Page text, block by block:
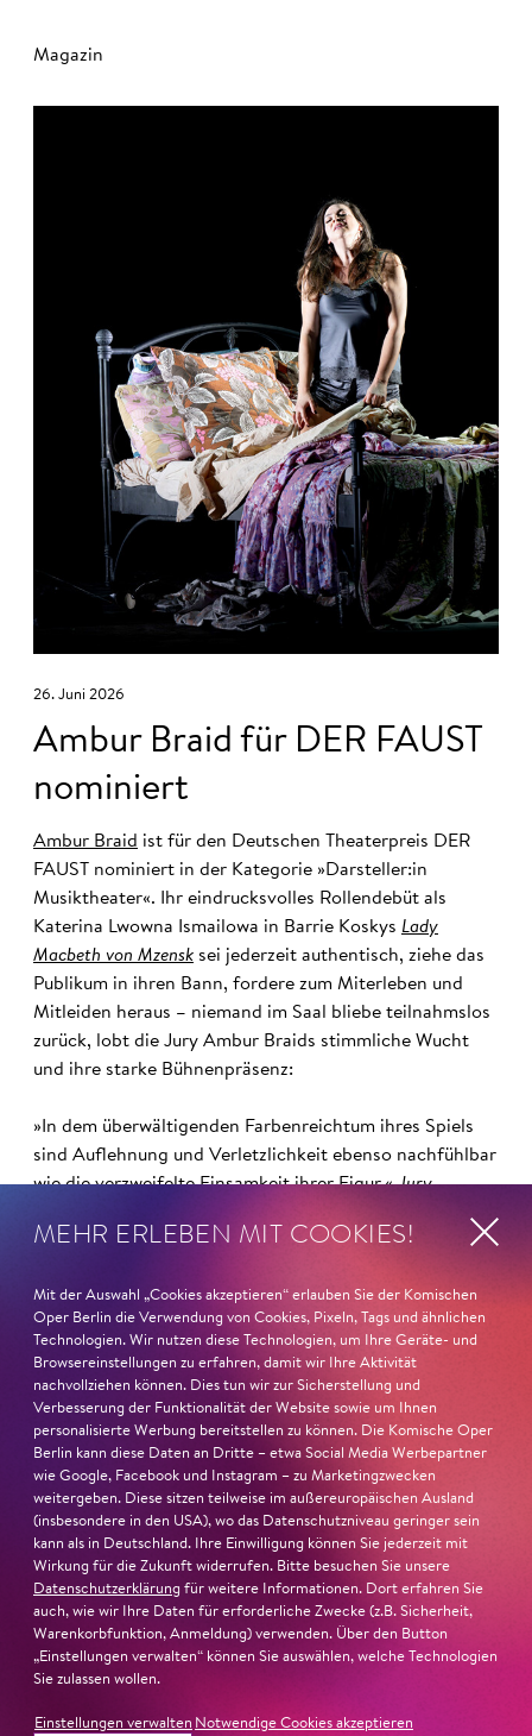
Magazin
26. Juni 2026
Ambur Braid für DER FAUST
nominiert
Ambur Braid ist für den Deutschen Theaterpreis DER
FAUST nominiert in der Kategorie »Darsteller:in
Musiktheater«. Ihr eindrucksvolles Rollendebüt als
Katerina Lwowna Ismailowa in Barrie Koskys Lady
Macbeth von Mzensk sei jederzeit authentisch, ziehe das
Publikum in ihren Bann, fordere zum Miterleben und
Mitleiden heraus – niemand im Saal bliebe teilnahmslos
zurück, lobt die Jury Ambur Braids stimmliche Wucht
und ihre starke Bühnenpräsenz:
»In dem überwältigenden Farbenreichtum ihres Spiels
sind Auflehnung und Verletzlichkeit ebenso nachfühlbar
wie die verzweifelte Einsamkeit ihrer Figur.«Jury-
22. Juni 2026
Paradies und Abgrund
MEHR ERLEBEN MIT COOKIES!
Mit der Auswahl „Cookies akzeptieren“ erlauben Sie der Komischen
Oper Berlin die Verwendung von Cookies, Pixeln, Tags und ähnlichen
Technologien. Wir nutzen diese Technologien, um Ihre Geräte- und
Browsereinstellungen zu erfahren, damit wir Ihre Aktivität
nachvollziehen können. Dies tun wir zur Sicherstellung und
Verbesserung der Funktionalität der Website sowie um Ihnen
personalisierte Werbung bereitstellen zu können. Die Komische Oper
Berlin kann diese Daten an Dritte – etwa Social Media Werbepartner
wie Google, Facebook und Instagram – zu Marketingzwecken
weitergeben. Diese sitzen teilweise im außereuropäischen Ausland
(insbesondere in den USA), wo das Datenschutzniveau geringer sein
kann als in Deutschland. Ihre Einwilligung können Sie jederzeit mit
Wirkung für die Zukunft widerrufen. Bitte besuchen Sie unsere
Datenschutzerklärung für weitere Informationen. Dort erfahren Sie
auch, wie wir Ihre Daten für erforderliche Zwecke (z.B. Sicherheit,
Warenkorbfunktion, Anmeldung) verwenden. Über den Button
„Einstellungen verwalten“ können Sie auswählen, welche Technologien
Sie zulassen wollen.
Einstellungen verwalten Notwendige Cookies akzeptieren